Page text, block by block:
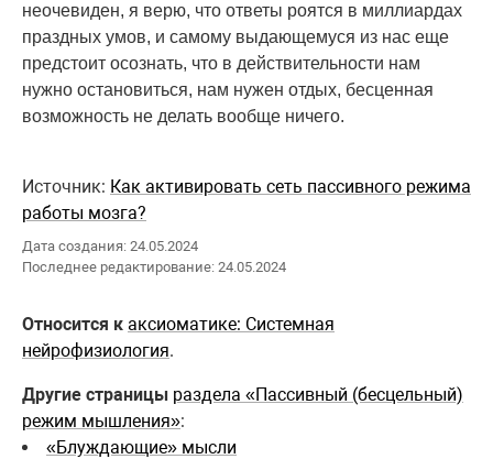
неочевиден, я верю, что ответы роятся в миллиардах
праздных умов, и самому выдающемуся из нас еще
предстоит осознать, что в действительности нам
нужно остановиться, нам нужен отдых, бесценная
возможность не делать вообще ничего.
Источник: Как активировать сеть пассивного режима
работы мозга?
Дата создания: 24.05.2024
Последнее редактирование: 24.05.2024
Относится к аксиоматике: Системная
нейрофизиология.
Другие страницы раздела «Пассивный (бесцельный)
режим мышления»:
«Блуждающие» мысли